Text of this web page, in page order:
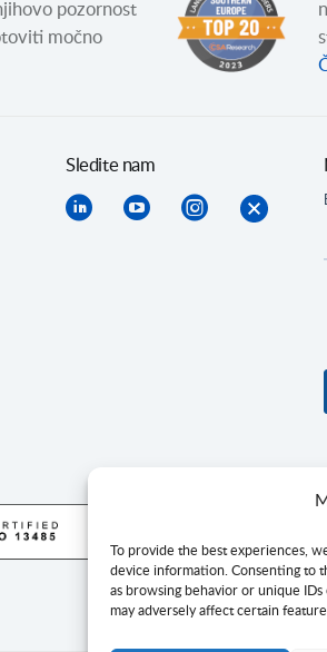
To provide the best experiences,
device information. Consenting to
as browsing behavior or unique
may adversely affect certain
pozornost
močno
Sledite nam